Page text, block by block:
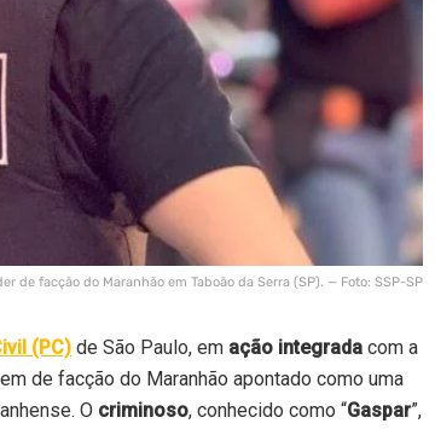
de facção do Maranhão em Taboão da Serra (SP). — Foto: SSP-SP
(PC) de São Paulo, em ação integrada com a
de facção do Maranhão apontado como uma
O criminoso, conhecido como “Gaspar”,